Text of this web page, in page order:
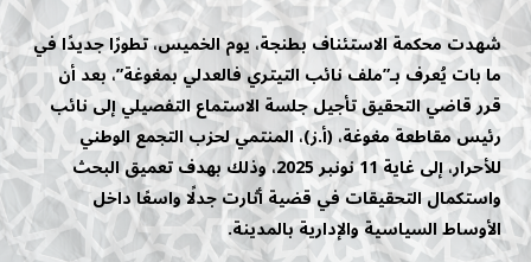
شهدت محكمة الاستئناف بطنجة، يوم الخميس، تطورًا جديدًا في
ما بات يُعرف بـ”ملف نائب التيتري فالعدلي بمغوغة”، بعد أن
قرر قاضي التحقيق تأجيل جلسة الاستماع التفصيلي إلى نائب
رئيس مقاطعة مغوغة، (أ.ز)، المنتمي لحزب التجمع الوطني
للأحرار، إلى غاية 11 نونبر 2025، وذلك بهدف تعميق البحث
واستكمال التحقيقات في قضية أثارت جدلًا واسعًا داخل
الأوساط السياسية والإدارية بالمدينة.